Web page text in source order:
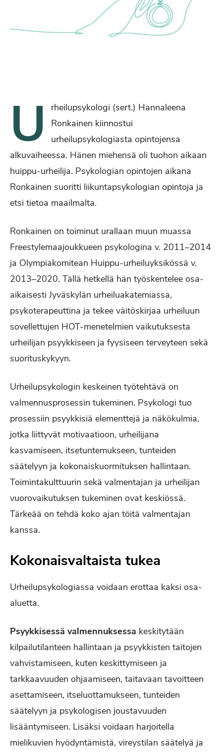
U
rheilupsykologi (sert.) Hannaleena
Ronkainen kiinnostui
urheilupsykologiasta opintojensa
alkuvaiheessa. Hänen miehensä oli tuohon aikaan
huippu-urheilija. Psykologian opintojen aikana
Ronkainen suoritti liikuntapsykologian opintoja ja
etsi tietoa maailmalta.
Ronkainen on toiminut urallaan muun muassa
Freestylemaajoukkueen psykologina v. 2011–2014
ja Olympiakomitean Huippu-urheiluyksikössä v.
2013–2020. Tällä hetkellä hän työskentelee osa-
aikaisesti Jyväskylän urheiluakatemiassa,
psykoterapeuttina ja tekee väitöskirjaa urheiluun
sovellettujen HOT-menetelmien vaikutuksesta
urheilijan psyykkiseen ja fyysiseen terveyteen sekä
suorituskykyyn.
Urheilupsykologin keskeinen työtehtävä on
valmennusprosessin tukeminen. Psykologi tuo
prosessiin psyykkisiä elementtejä ja näkökulmia,
jotka liittyvät motivaatioon, urheilijana
kasvamiseen, itsetuntemukseen, tunteiden
säätelyyn ja kokonaiskuormituksen hallintaan.
Toimintakulttuurin sekä valmentajan ja urheilijan
vuorovaikutuksen tukeminen ovat keskiössä.
Tärkeää on tehdä koko ajan töitä valmentajan
kanssa.
Kokonaisvaltaista tukea
Urheilupsykologiassa voidaan erottaa kaksi osa-
aluetta.
Psyykkisessä valmennuksessa keskitytään
kilpailutilanteen hallintaan ja psyykkisten taitojen
vahvistamiseen, kuten keskittymiseen ja
tarkkaavuuden ohjaamiseen, taitavaan tavoitteen
asettamiseen, itseluottamukseen, tunteiden
säätelyyn ja psykologisen joustavuuden
lisääntymiseen. Lisäksi voidaan harjoitella
mielikuvien hyödyntämistä, vireystilan säätelyä ja